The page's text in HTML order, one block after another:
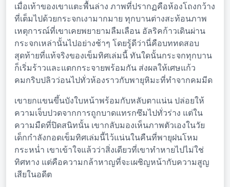
เมื่อเท้าของเขาแตะพื้นล่าง ภาพที่ปรากฏคือห้องโถงกว้าง
ที่เต็มไปด้วยกระจกเงามากมาย ทุกบานต่างสะท้อนภาพ
เหตุการณ์ที่เขาเคยพยายามลืมเลือน อัลริคก้าวเดินผ่าน
กระจกเหล่านั้นไปอย่างช้าๆ โดยรู้ดีว่านี่คือบททดสอบ
สุดท้ายที่แท้จริงของเข็มทิศเล่มนี้ ทันใดนั้นกระจกทุกบาน
ก็เริ่มร้าวและแตกกระจายพร้อมกัน ส่งผลให้เศษแก้ว
คมกริบปลิวว่อนไปทั่วห้องราวกับพายุหิมะที่ทำจากคมมีด
เขายกแขนขึ้นบังใบหน้าพร้อมกับหลับตาแน่น ปล่อยให้
ความเจ็บปวดจากการถูกบาดแทรกซึมไปทั่วร่าง แต่ใน
ความมืดที่ปิดสนิทนั้น เขากลับมองเห็นภาพตัวเองในวัย
เด็กกำลังกอดเข็มทิศเล่มนี้ไว้แน่นในคืนที่พายุฝนโหม
กระหน่ำ เขาเข้าใจแล้วว่าสิ่งเดียวที่เขาทำหายไปไม่ใช่
ทิศทาง แต่คือความกล้าหาญที่จะเผชิญหน้ากับความสูญ
เสียในอดีต